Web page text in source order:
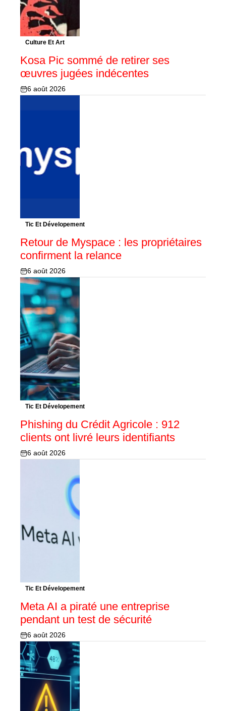
Culture Et Art
Kosa Pic sommé de retirer ses
œuvres jugées indécentes
6 août 2026
Tic Et Dévelopement
Retour de Myspace : les propriétaires
confirment la relance
6 août 2026
Tic Et Dévelopement
Phishing du Crédit Agricole : 912
clients ont livré leurs identifiants
6 août 2026
Tic Et Dévelopement
Meta AI a piraté une entreprise
pendant un test de sécurité
6 août 2026